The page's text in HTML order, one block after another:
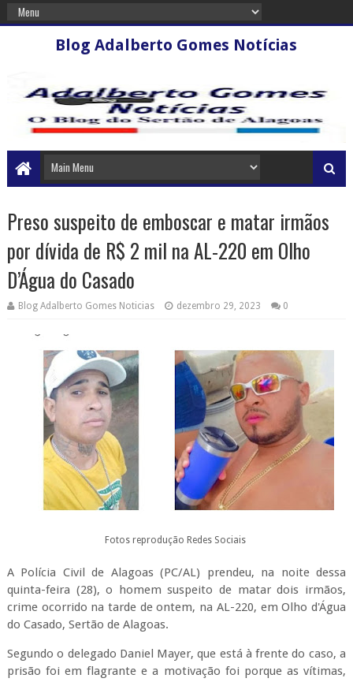
Blog Adalberto Gomes Notícias
Preso suspeito de emboscar e matar irmãos
por dívida de R$ 2 mil na AL-220 em Olho
D’Água do Casado
Blog Adalberto Gomes Noticias dezembro 29, 2023 0
Fotos reprodução Redes Sociais
A Polícia Civil de Alagoas (PC/AL) prendeu, na noite dessa
quinta-feira (28), o homem suspeito de matar dois irmãos,
crime ocorrido na tarde de ontem, na AL-220, em Olho d'Água
do Casado, Sertão de Alagoas.
Segundo o delegado Daniel Mayer, que está à frente do caso, a
prisão foi em flagrante e a motivação foi porque as vítimas,